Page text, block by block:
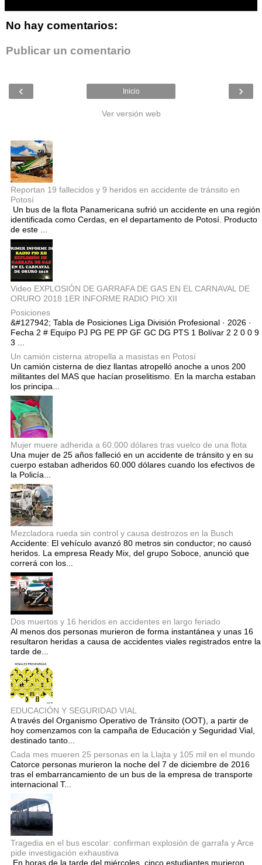
No hay comentarios:
Publicar un comentario
‹ ›
Inicio
Ver versión web
Reportan 19 fallecidos y 9 heridos en accidente de tránsito en
Potosí
Un bus de la flota Panamericana sufrió un accidente en una región
identificada como Cerdas, en el departamento de Potosí. Producto
de este ...
Video EXPLOSIÓN DE GARRAFA DE GAS EN EL CARNAVAL DE
ORURO 2018 1ER INFORME RADIO PIO XII
Posiciones
&#127942; Tabla de Posiciones Liga División Profesional · 2026 ·
Fecha 2 # Equipo PJ PG PE PP GF GC DG PTS 1 Bolívar 2 2 0 0 9
3 ...
Un camión cisterna atropella a masistas en Potosí
Un camión cisterna de diez llantas atropelló anoche a unos 200
militantes del MAS que hacían proselitismo. En la marcha estaban
los principa...
Mujer muere adherida a 60.000 dólares tras vuelco de una flota
Una mujer de 25 años falleció en un accidente de tránsito y en su
cuerpo estaban adheridos 60.000 dólares cuando los efectivos de
la Policía...
Mezcladora rueda sin control y causa destrozos en la Busch
Accidente: El vehículo avanzó 80 metros sin conductor; no causó
heridos. La empresa Ready Mix, del grupo Soboce, anunció que
correrá con los...
Dos muertos y 16 heridos en accidentes en largo feriado
Al menos dos personas murieron de forma instantánea y unas 16
resultaron heridas a causa de accidentes viales registrados entre la
tarde de...
EDUCACIÓN Y SEGURIDAD VIAL
A través del Organismo Operativo de Tránsito (OOT), a partir de
hoy comenzamos con la campaña de Educación y Seguridad Vial,
destinado tanto...
Cada mes mueren 25 personas en la Llajta y 105 mil en el mundo
Catorce personas murieron la noche del 7 de diciembre de 2016
tras el embarrancamiento de un bus de la empresa de transporte
internacional T...
Tragedia en el bus escolar: confirman explosión de garrafa y Arce
pide investigación exhaustiva
En horas de la tarde del miércoles, cinco estudiantes murieron